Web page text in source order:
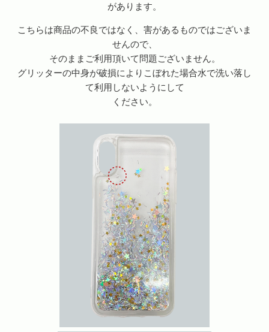
グリッターケースに気泡ができた
ミラーケース磁気干渉防止シートについて
【Tシャツ・その他】製品寸法について
があります。
こちらは商品の不良ではなく、害があるものではございま
せんので、
そのままご利用頂いて問題ございません。
グリッターの中身が破損によりこぼれた場合水で洗い落し
て利用しないようにして
ください。